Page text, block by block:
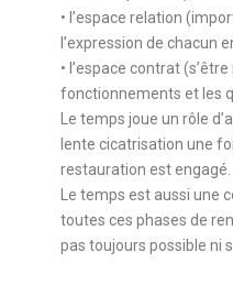
• l’espace relation
l’expression de chacun
• l’espace contrat
fonctionnements et les
Le temps joue un rôle
lente cicatrisation une
restauration est engagé.
Le temps est aussi une
toutes ces phases de
pas toujours possible ni